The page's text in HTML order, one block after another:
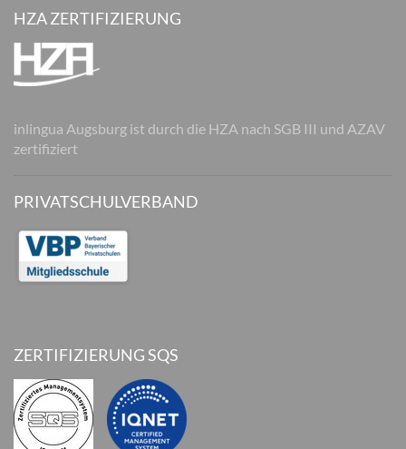
HZA ZERTIFIZIERUNG
inlingua Augsburg ist durch die HZA nach SGB III und AZAV
zertifiziert
PRIVATSCHULVERBAND
ZERTIFIZIERUNG SQS